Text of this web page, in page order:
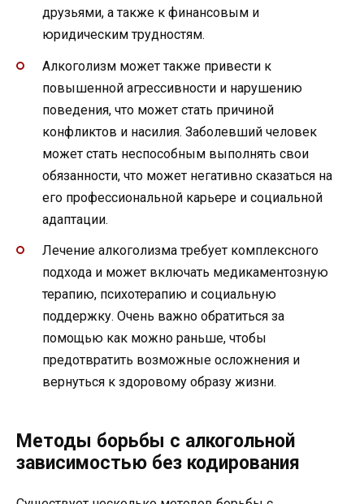
друзьями, а также к финансовым и
юридическим трудностям.
Алкоголизм может также привести к
повышенной агрессивности и нарушению
поведения, что может стать причиной
конфликтов и насилия. Заболевший человек
может стать неспособным выполнять свои
обязанности, что может негативно сказаться на
его профессиональной карьере и социальной
адаптации.
Лечение алкоголизма требует комплексного
подхода и может включать медикаментозную
терапию, психотерапию и социальную
поддержку. Очень важно обратиться за
помощью как можно раньше, чтобы
предотвратить возможные осложнения и
вернуться к здоровому образу жизни.
Методы борьбы с алкогольной
зависимостью без кодирования